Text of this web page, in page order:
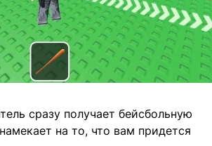
сразу получает бейсбольную
на то, что вам придется